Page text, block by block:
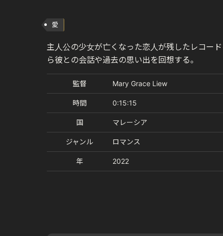
愛
主人公の少女が亡くなった恋人が残したレコー
ら彼との会話や過去の思い出を回想する。
監督 Mary Grace Liew
時間 0:15:15
国 マレーシア
ジャンル ロマンス
年 2022